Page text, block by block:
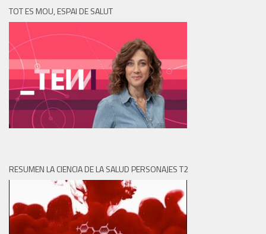
TOT ES MOU, ESPAI DE SALUT
RESUMEN LA CIENCIA DE LA SALUD PERSONAJES T2